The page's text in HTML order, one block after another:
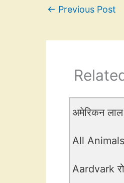
← Previous Post
अमेरिकन
All
Aardvark